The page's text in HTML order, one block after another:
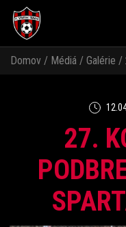
Domov / Médiá / Galérie /
27.